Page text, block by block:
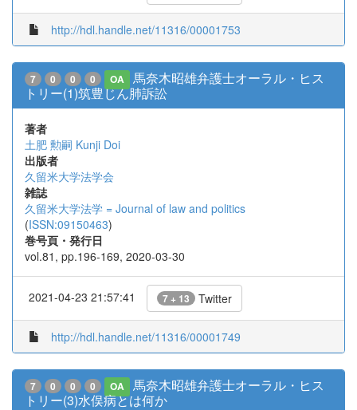
http://hdl.handle.net/11316/00001753
7 0 0 0 OA
馬奈木昭雄弁護士オーラル・ヒス
トリー(1)筑豊じん肺訴訟
著者
土肥 勲嗣 Kunji Doi
出版者
久留米大学法学会
雑誌
久留米大学法学 = Journal of law and politics
(ISSN:09150463)
巻号頁・発行日
vol.81, pp.196-169, 2020-03-30
2021-04-23 21:57:41 7 + 13 Twitter
http://hdl.handle.net/11316/00001749
7 0 0 0 OA
馬奈木昭雄弁護士オーラル・ヒス
トリー(3)水俣病とは何か